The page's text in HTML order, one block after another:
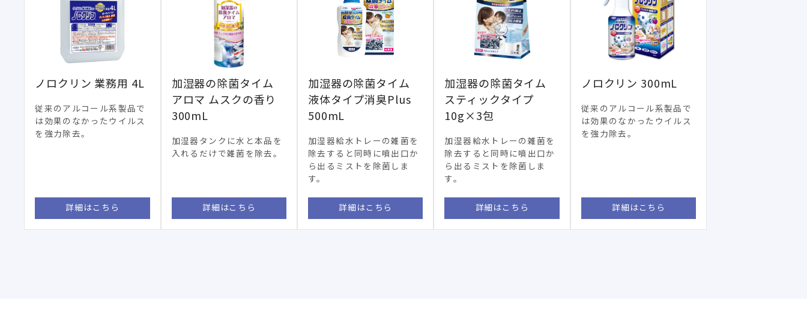
ノロクリン 業務用 4L
従来のアルコール系製品で
は効果のなかったウイルス
を強力除去。
詳細はこちら
加湿器の除菌タイム
アロマ ムスクの香り
300mL
加湿器タンクに水と本品を
入れるだけで雑菌を除去。
詳細はこちら
加湿器の除菌タイム
液体タイプ消臭Plus
500mL
加湿器給水トレーの雑菌を
除去すると同時に噴出口か
ら出るミストを除菌しま
す。
詳細はこちら
加湿器の除菌タイム
スティックタイプ
10g×3包
加湿器給水トレーの雑菌を
除去すると同時に噴出口か
ら出るミストを除菌しま
す。
詳細はこちら
ノロクリン 300mL
従来のアルコール系製品で
は効果のなかったウイルス
を強力除去。
詳細はこちら